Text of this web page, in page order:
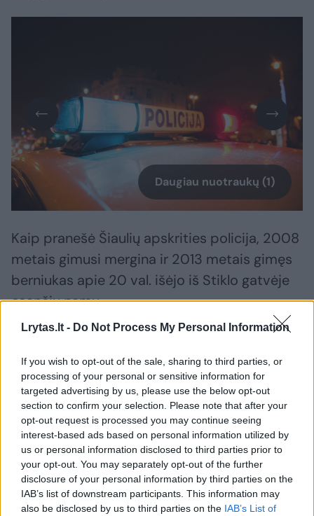
Lrytas.lt - Do Not Process My Personal Information
If you wish to opt-out of the sale, sharing to third parties, or
processing of your personal or sensitive information for
targeted advertising by us, please use the below opt-out
section to confirm your selection. Please note that after your
opt-out request is processed you may continue seeing
interest-based ads based on personal information utilized by
us or personal information disclosed to third parties prior to
your opt-out. You may separately opt-out of the further
disclosure of your personal information by third parties on the
IAB’s list of downstream participants. This information may
also be disclosed by us to third parties on the IAB’s List of
Daugiau nuotraukų (1)
Kaip pranešė Šiaulių apskrities policija, 2008
metais gimusi mergina ir 2013 metais gimęs
berniukas apie 20 val. išėjo iš Stiklo gatvėje
esančių namų.
nepilnametė yra apie 164 cm ūgio, vidutinio
kūno sudėjimo, apvalaus veido, dažytų,
raudonos spalvos plaukų. Vilkėjo marškinėlius
trumpomis rankovėmis, su savimi turėjo ilgą,
pilkos spalvos megztinį, mūvėjo juodos
spalvos sportines kelnes, avėjo mėlynos
spalvos sportinius batus.